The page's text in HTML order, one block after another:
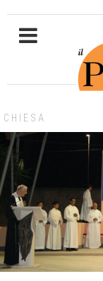
CHIESA